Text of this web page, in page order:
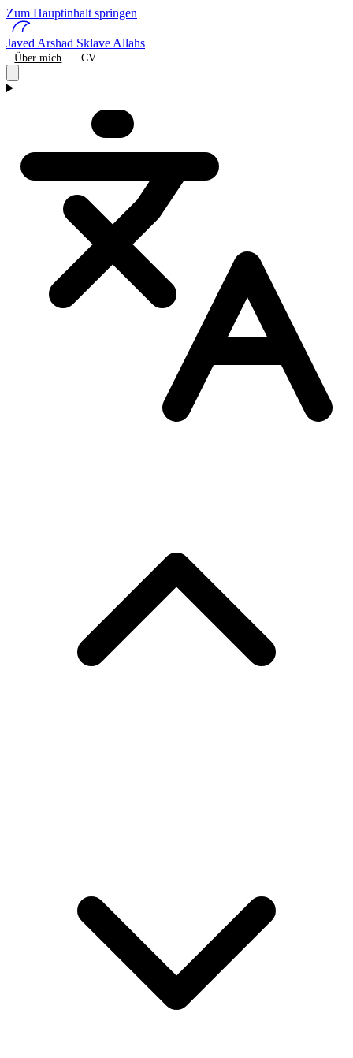
Zum Hauptinhalt springen
Javed Arshad Sklave Allahs
Über mich CV